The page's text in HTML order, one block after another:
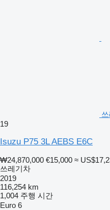
19
Isuzu P75 3L AEBS E6C
₩24,870,000 €15,000 ≈
쓰레기차
2019
116,254 km
1,004 주행 시간
Euro 6